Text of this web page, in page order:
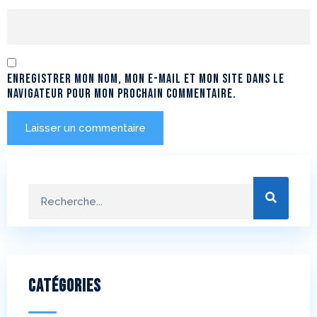
Enregistrer mon nom, mon e-mail et mon site dans le
navigateur pour mon prochain commentaire.
Catégories